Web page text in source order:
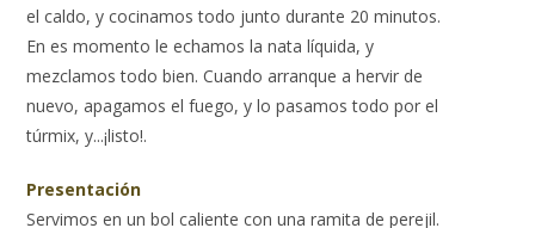
el caldo, y cocinamos todo junto durante 20 minutos.
En es momento le echamos la nata líquida, y
mezclamos todo bien. Cuando arranque a hervir de
nuevo, apagamos el fuego, y lo pasamos todo por el
túrmix, y...¡listo!.
Presentación
Servimos en un bol caliente con una ramita de perejil.